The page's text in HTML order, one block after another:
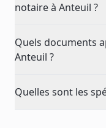
notaire à Anteuil ?
Quels documents
Anteuil ?
Quelles sont les